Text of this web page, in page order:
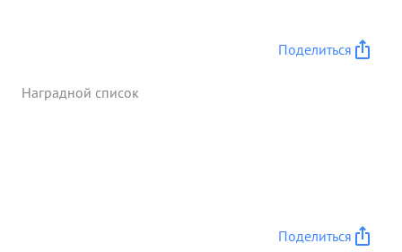
Поделиться
Наградной список
Поделиться